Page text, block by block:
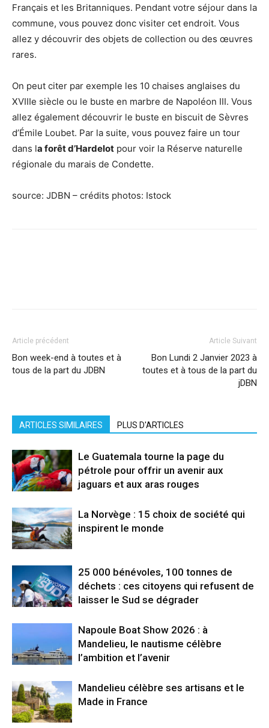
Français et les Britanniques. Pendant votre séjour dans la
commune, vous pouvez donc visiter cet endroit. Vous
allez y découvrir des objets de collection ou des œuvres
rares.
On peut citer par exemple les 10 chaises anglaises du
XVIIIe siècle ou le buste en marbre de Napoléon III. Vous
allez également découvrir le buste en biscuit de Sèvres
d’Émile Loubet. Par la suite, vous pouvez faire un tour
dans la forêt d’Hardelot pour voir la Réserve naturelle
régionale du marais de Condette.
source: JDBN – crédits photos: Istock
Article précédent
Bon week-end à toutes et à
tous de la part du JDBN
Article Suivant
Bon Lundi 2 Janvier 2023 à
toutes et à tous de la part du
jDBN
ARTICLES SIMILAIRES PLUS D'ARTICLES
Le Guatemala tourne la page du
pétrole pour offrir un avenir aux
jaguars et aux aras rouges
La Norvège : 15 choix de société qui
inspirent le monde
25 000 bénévoles, 100 tonnes de
déchets : ces citoyens qui refusent de
laisser le Sud se dégrader
Napoule Boat Show 2026 : à
Mandelieu, le nautisme célèbre
l’ambition et l’avenir
Mandelieu célèbre ses artisans et le
Made in France